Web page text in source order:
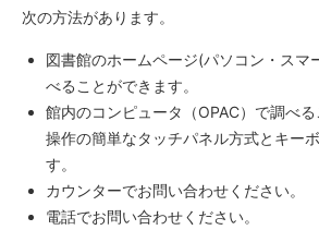
次の方法があります。
図書館のホームページ(パソコン・スマ
べることができます。
館内のコンピュータ（OPAC）で調べる
操作の簡単なタッチパネル方式とキー
す。
カウンターでお問い合わせください。
電話でお問い合わせください。